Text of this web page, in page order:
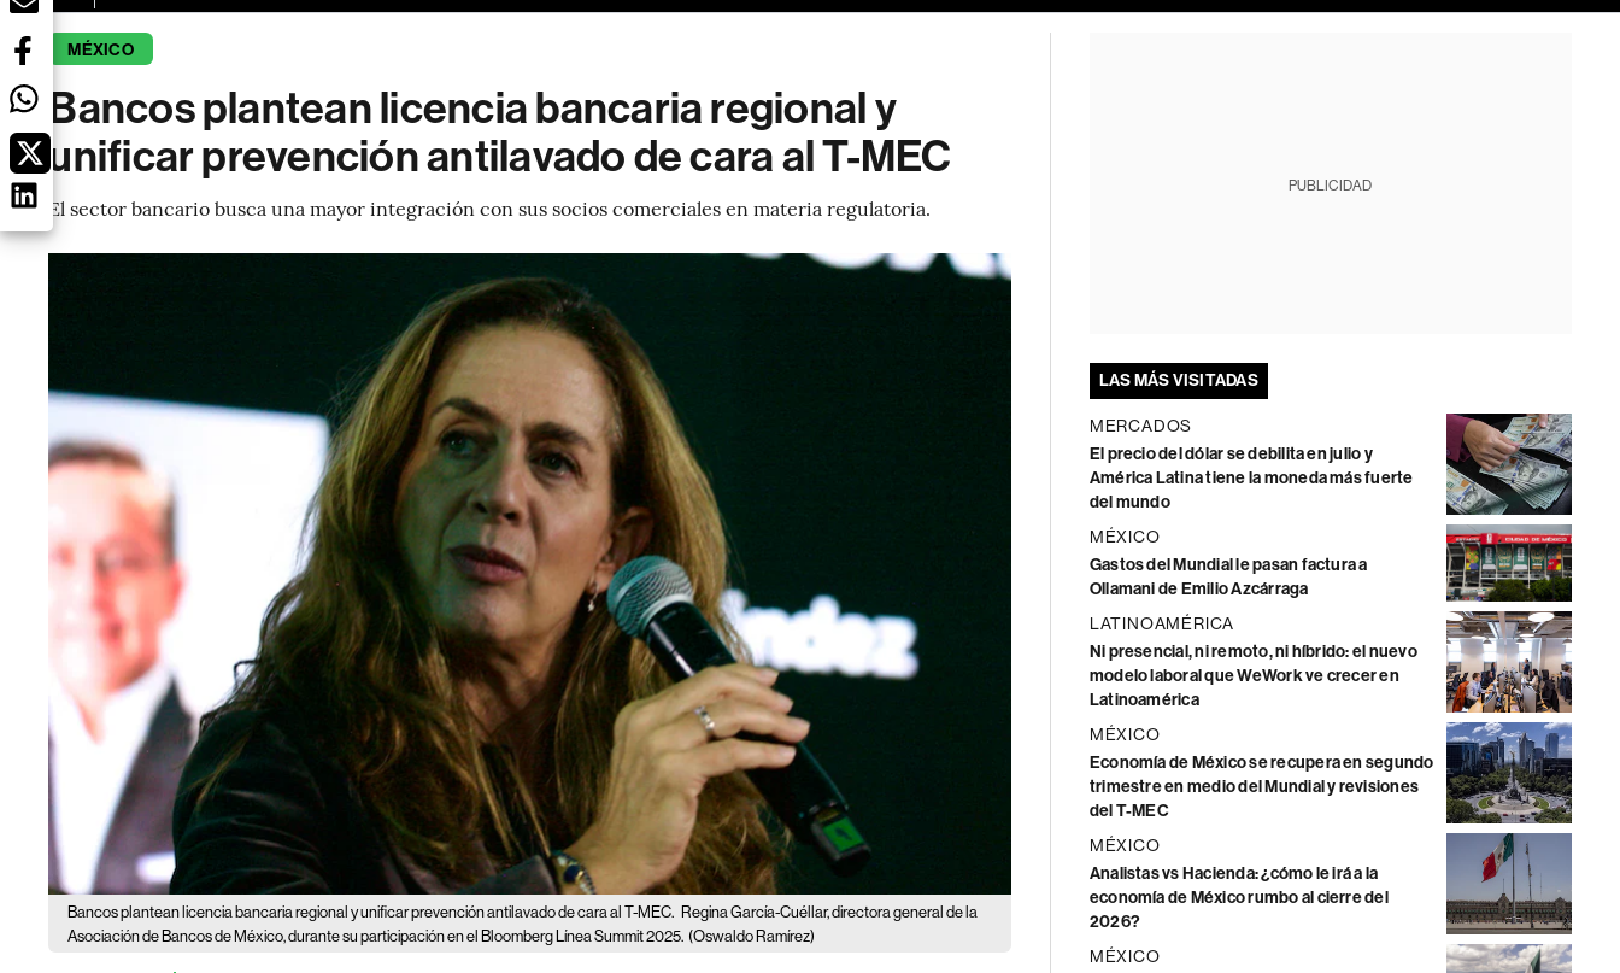
MÉXICO
Bancos plantean licencia bancaria regional y
unificar prevención antilavado de cara al T-MEC
El sector bancario busca una mayor integración con sus socios comerciales en materia regulatoria.
Bancos plantean licencia bancaria regional y unificar prevención antilavado de cara al T-MEC. Regina García-Cuéllar, directora general de la
Asociación de Bancos de México, durante su participación en el Bloomberg Línea Summit 2025. (Oswaldo Ramírez)
PUBLICIDAD
LAS MÁS VISITADAS
MERCADOS
El precio del dólar se debilita en julio y
América Latina tiene la moneda más fuerte
del mundo
MÉXICO
Gastos del Mundial le pasan factura a
Ollamani de Emilio Azcárraga
LATINOAMÉRICA
Ni presencial, ni remoto, ni híbrido: el nuevo
modelo laboral que WeWork ve crecer en
Latinoamérica
MÉXICO
Economía de México se recupera en segundo
trimestre en medio del Mundial y revisiones
del T-MEC
MÉXICO
Analistas vs Hacienda: ¿cómo le irá a la
economía de México rumbo al cierre del
2026?
MÉXICO